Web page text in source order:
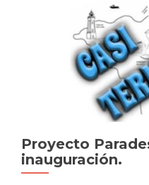
Proyecto
inauguración.